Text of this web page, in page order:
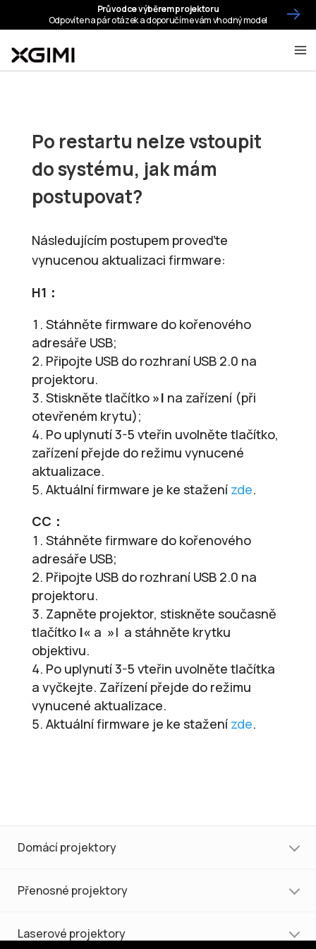
Po restartu nelze vstoupit
do systému, jak mám
postupovat?
Následujícím postupem proveďte
vynucenou aktualizaci firmware:
H1 ：
Stáhněte firmware do kořenového
adresáře USB;
Připojte USB do rozhraní USB 2.0 na
projektoru.
Stiskněte tlačítko »| na zařízení (při
otevřeném krytu);
Po uplynutí 3-5 vteřin uvolněte tlačítko,
zařízení přejde do režimu vynucené
aktualizace.
Aktuální firmware je ke stažení zde.
CC ：
Stáhněte firmware do kořenového
adresáře USB;
Připojte USB do rozhraní USB 2.0 na
projektoru.
Zapněte projektor, stiskněte současně
tlačítko |« a »| a stáhněte krytku
objektivu.
Po uplynutí 3-5 vteřin uvolněte tlačítka
a vyčkejte. Zařízení přejde do režimu
vynucené aktualizace.
Aktuální firmware je ke stažení zde.
Domácí projektory
Přenosné projektory
Laserové projektory